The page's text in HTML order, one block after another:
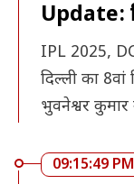
Update:
IPL 2025,
दिल्ली का 8वां
भुवनेश्वर
09:15:49 PM